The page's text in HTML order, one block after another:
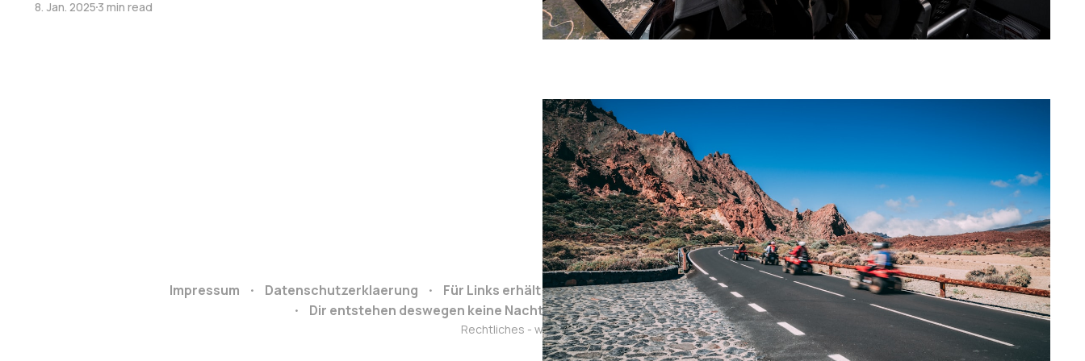
8. Jan. 20253 min read
Impressum Datenschutzerklaerung Für Links erhält Reiseclub.org bei Buchung evt.
eine Partner-Provision.
Dir entstehen deswegen keine Nachteile.
Grafiken von: https://icons8.de/
Rechtliches - wat mut dat mut.